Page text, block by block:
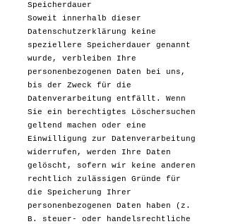
Speicherdauer
Soweit innerhalb dieser
Datenschutzerklärung keine
speziellere Speicherdauer genannt
wurde, verbleiben Ihre
personenbezogenen Daten bei uns,
bis der Zweck für die
Datenverarbeitung entfällt. Wenn
Sie ein berechtigtes Löschersuchen
geltend machen oder eine
Einwilligung zur Datenverarbeitung
widerrufen, werden Ihre Daten
gelöscht, sofern wir keine anderen
rechtlich zulässigen Gründe für
die Speicherung Ihrer
personenbezogenen Daten haben (z.
B. steuer- oder handelsrechtliche